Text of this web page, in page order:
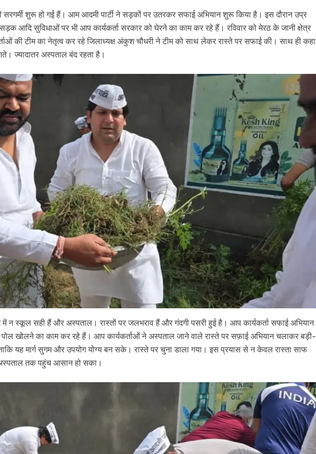
सरगर्मी शुरू हो गई हैं। आम आदमी पार्टी ने सड़कों पर उतरकर सफाई अ​भियान शुरू किया है। इस दौरान उप्र
आदि सुविधाओं पर भी आप कार्यकर्ता सरकार को घेरने का काम कर रहे हैं। रविवार को मेरठ के जानी क्षेत्र
की टीम का नेतृत्व कर रहे जिलाध्यक्ष अंकुश चौधरी ने टीम को साथ लेकर रास्ते पर सफाई की। साथ ही कहा
ज्यादातर अस्पताल बंद रहता है।
न स्कूल सही हैं और अस्पताल। रास्तों पर जलभराव हैं और गंदगी पसरी हुई है। आप कार्यकर्ता सफाई अ​भियान
खोलने का काम कर रहे हैं। आप कार्यकर्ताओं ने अस्पताल जाने वाले रास्ते पर सफ़ाई अभियान चलाकर बड़ी-
यह मार्ग सुगम और उपयोग योग्य बन सके। रास्ते पर चुना डाला गया। इस प्रयास से न केवल रास्ता साफ
तक पहुंच आसान हो सका।